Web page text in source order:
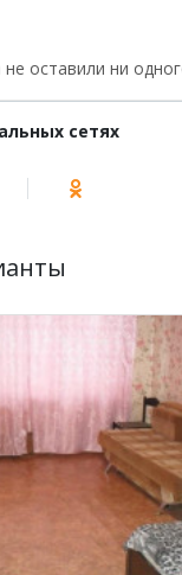
оставили ни
сетях